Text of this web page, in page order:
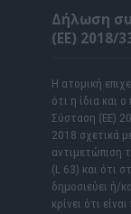
Δήλωση
(ΕΕ) 2018/
Η ατομική
ότι η ίδια και
Σύσταση (ΕΕ)
2018 σχετικά
αντιμετώπιση
(L 63) και ότι
δημοσιεύει ή/
κρίνει ότι